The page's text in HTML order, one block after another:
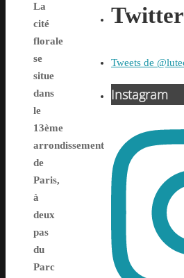
La
cité
florale
se
situe
dans
le
13ème
arrondissement
de
Paris,
à
deux
pas
du
Parc
Tweets de
Instagram